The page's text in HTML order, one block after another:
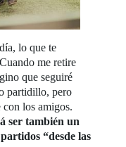
lo que te
me retire
que seguiré
partidillo, pero
con los amigos.
ser también un
“desde las